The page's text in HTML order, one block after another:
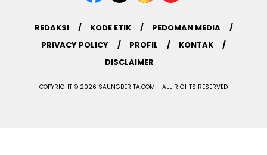
REDAKSI KODE ETIK
PEDOMAN MEDIA
PRIVACY POLICY
PROFIL
KONTAK
DISCLAIMER
COPYRIGHT © 2026 SAUNGBERITA.COM - ALL RIGHTS RESERVED